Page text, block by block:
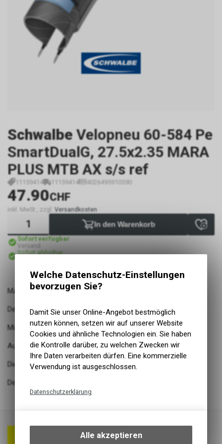
Schwalbe Velopneu 60-584 Pe
SmartDualG, 27.5x2.35 MARA
PLUS MTB AX s/s ref
11159414 11159414 4026495910590
47.90CHF
inkl. MwSt., zzgl. Versandkosten
In den Warenkorb
Sofort verfügbar
Versand
Sofort abholbar
MARATHON PLUS MTB
Der pannensicherste MTB-Reifen ist jetzt E-Bike Ready 50
Mit ECE-R75 Prüfzeichen
Auf dem Mittelsteg rollt er leicht über feste Wege
Die kräftigen Aussenstollen haben Biss im Gelände
Der SmartGuard bietet überragenden Pannenschutz
Welche Datenschutz-Einstellungen
bevorzugen Sie?
Damit Sie unser Online-Angebot bestmöglich
nutzen können, setzen wir auf unserer Website
Cookies und ähnliche Technologien ein. Sie haben
die Kontrolle darüber, zu welchen Zwecken wir
Ihre Daten verarbeiten dürfen. Eine kommerzielle
Verwendung ist ausgeschlossen.
Datenschutzerklärung
bestimmte Interaktionen und
Einstellungen auf Ihrem Gerät,
Alle akzeptieren